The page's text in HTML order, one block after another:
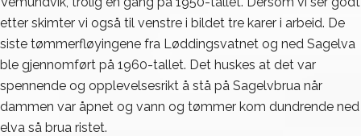
etter skimter vi også til venstre i bildet tre karer i arbeid. De
siste tømmerfløyingene fra Løddingsvatnet og ned Sagelva
ble gjennomført på 1960-tallet. Det huskes at det var
spennende og opplevelsesrikt å stå på Sagelvbrua når
dammen var åpnet og vann og tømmer kom dundrende ned
elva så brua ristet.